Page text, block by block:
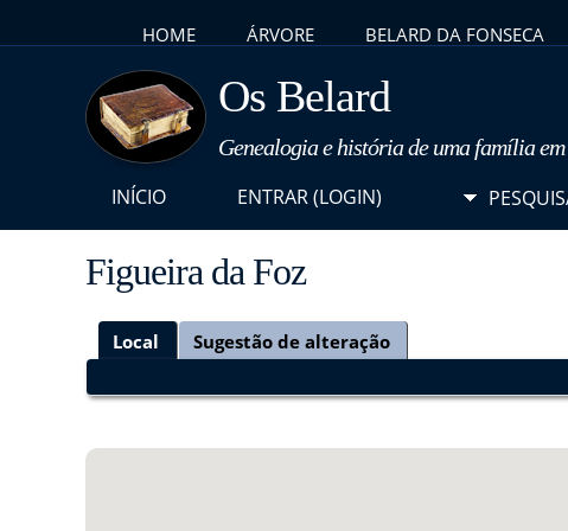
HOME ÁRVORE BELARD DA FONSECA
Os Belard
Genealogia e história de uma família
INÍCIO
ENTRAR (LOGIN)
Figueira da Foz
Local Sugestão de alteração